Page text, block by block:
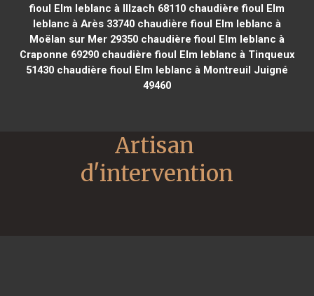
fioul Elm leblanc à Illzach 68110chaudière fioul Elm
leblanc à Arès 33740chaudière fioul Elm leblanc à
Moëlan sur Mer 29350chaudière fioul Elm leblanc à
Craponne 69290chaudière fioul Elm leblanc à Tinqueux
51430chaudière fioul Elm leblanc à Montreuil Juigné
49460
Artisan
d'intervention